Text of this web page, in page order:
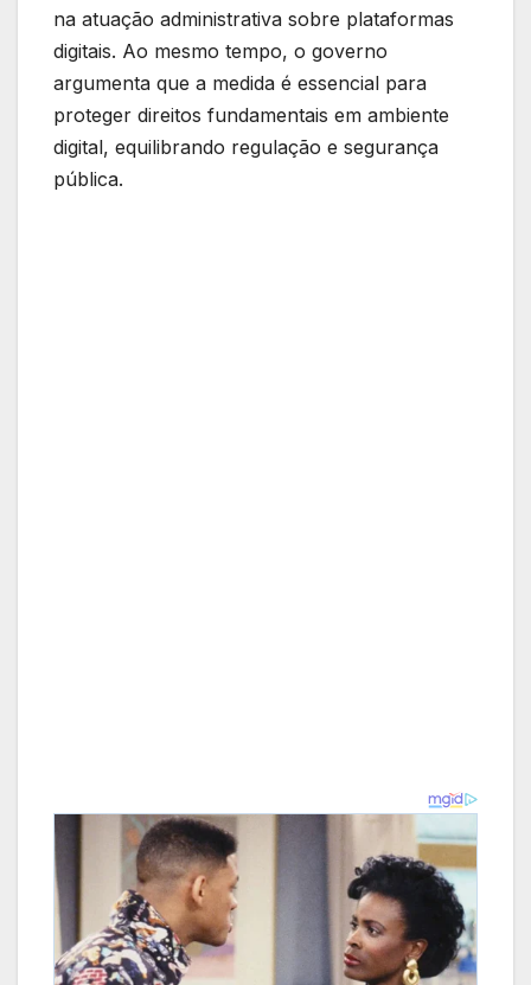
na atuação administrativa sobre plataformas
digitais. Ao mesmo tempo, o governo
argumenta que a medida é essencial para
proteger direitos fundamentais em ambiente
digital, equilibrando regulação e segurança
pública.